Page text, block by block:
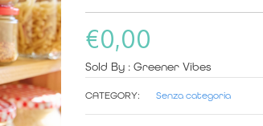
€0,00
Sold By : Greener Vibes
CATEGORY: Senza categoria